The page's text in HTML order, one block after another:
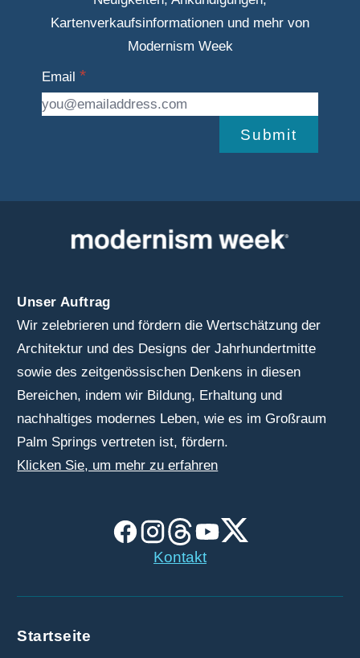
Kartenverkaufsinformationen und mehr von
Modernism Week
Email
Submit
Unser Auftrag
Wir zelebrieren und fördern die Wertschätzung der
Architektur und des Designs der Jahrhundertmitte
sowie des zeitgenössischen Denkens in diesen
Bereichen, indem wir Bildung, Erhaltung und
nachhaltiges modernes Leben, wie es im Großraum
Palm Springs vertreten ist, fördern.
Klicken Sie, um mehr zu erfahren
Kontakt
Startseite